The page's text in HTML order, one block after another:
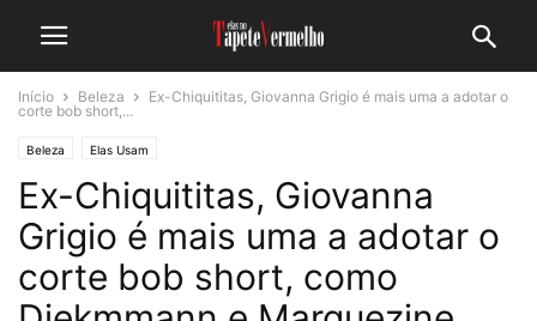
Início Beleza
Ex-Chiquititas, Giovanna Grigio é mais uma a adotar o
corte bob short,...
Beleza Elas Usam
Ex-Chiquititas, Giovanna
Grigio é mais uma a adotar o
corte bob short, como